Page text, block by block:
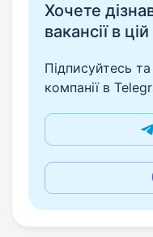
Хочете
вакансії в
Підписуйтесь та
компанії в